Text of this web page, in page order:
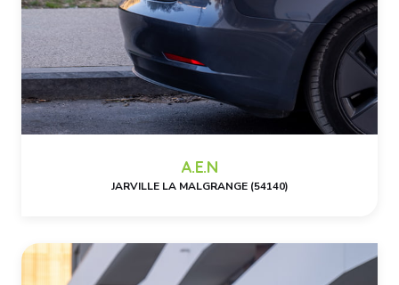
A.E.N
JARVILLE LA MALGRANGE (54140)